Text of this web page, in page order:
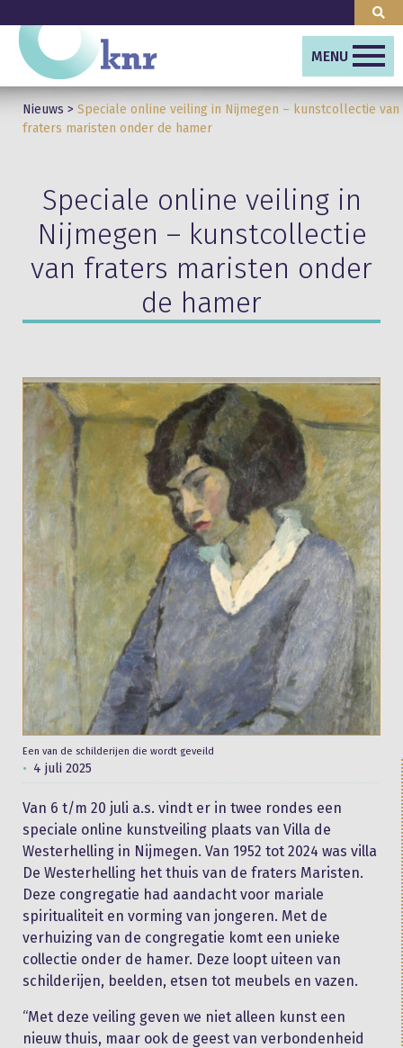
MENU
Nieuws > Speciale online veiling in Nijmegen – kunstcollectie van
fraters maristen onder de hamer
Speciale online veiling in
Nijmegen – kunstcollectie
van fraters maristen onder
de hamer
Een van de schilderijen die wordt geveild
4 juli 2025
Van 6 t/m 20 juli a.s. vindt er in twee rondes een
speciale online kunstveiling plaats van Villa de
Westerhelling in Nijmegen. Van 1952 tot 2024 was villa
De Westerhelling het thuis van de fraters Maristen.
Deze congregatie had aandacht voor mariale
spiritualiteit en vorming van jongeren. Met de
verhuizing van de congregatie komt een unieke
collectie onder de hamer. Deze loopt uiteen van
schilderijen, beelden, etsen tot meubels en vazen.
“Met deze veiling geven we niet alleen kunst een
nieuw thuis, maar ook de geest van verbondenheid